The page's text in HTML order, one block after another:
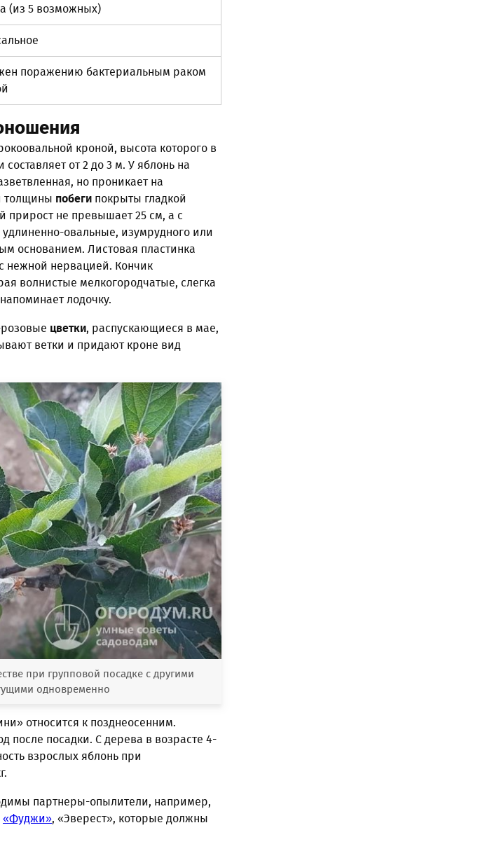
(из 5 возможных)
поражению бактериальным раком
кроной, высота которого в
от 2 до 3 м. У яблонь на
но проникает на
толщины побеги покрыты гладкой
прирост не превышает 25 см, а с
удлиненно-овальные, изумрудного или
основанием. Листовая пластинка
нежной нервацией. Кончик
волнистые мелкогородчатые, слегка
лодочку.
цветки, распускающиеся в мае,
ветки и придают кроне вид
при групповой посадке с другими
одновременно
относится к позднеосенним.
после посадки. С дерева в возрасте 4-
взрослых яблонь при
партнеры-опылители, например,
«Фуджи», «Эверест», которые должны